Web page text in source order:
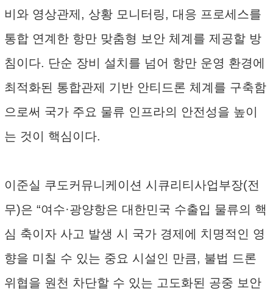
비와 영상관제, 상황 모니터링, 대응 프로세스를
통합 연계한 항만 맞춤형 보안 체계를 제공할 방
침이다. 단순 장비 설치를 넘어 항만 운영 환경에
최적화된 통합관제 기반 안티드론 체계를 구축함
으로써 국가 주요 물류 인프라의 안전성을 높이
는 것이 핵심이다.
이준실 쿠도커뮤니케이션 시큐리티사업부장(전
무)은 “여수·광양항은 대한민국 수출입 물류의 핵
심 축이자 사고 발생 시 국가 경제에 치명적인 영
향을 미칠 수 있는 중요 시설인 만큼, 불법 드론
위협을 원천 차단할 수 있는 고도화된 공중 보안